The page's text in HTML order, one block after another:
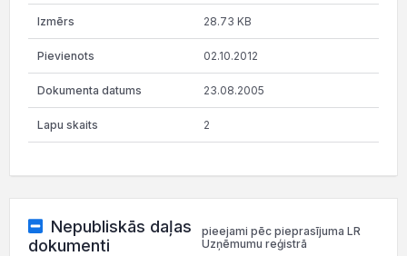
28.73 KB
02.10.2012
23.08.2005
2
Nepubliskās daļas
dokumenti
pieejami pēc pieprasījuma LR
Uzņēmumu reģistrā